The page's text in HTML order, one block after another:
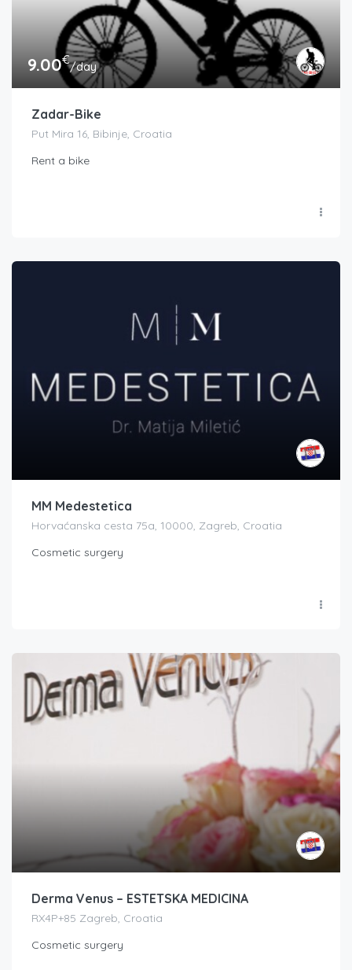
9.00€/day
Zadar-Bike
Put Mira 16, Bibinje, Croatia
Rent a bike
MM Medestetica
Horvaćanska cesta 75a, 10000, Zagreb, Croatia
Cosmetic surgery
Derma Venus – ESTETSKA MEDICINA
RX4P+85 Zagreb, Croatia
Cosmetic surgery